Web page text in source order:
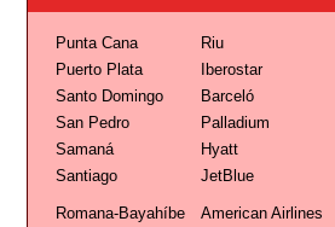
Punta Cana Riu
Puerto Plata
Iberostar
Santo Domingo
Barceló
San Pedro
Palladium
Samaná
Hyatt
Santiago
JetBlue
Romana-Bayahíbe American Airlines